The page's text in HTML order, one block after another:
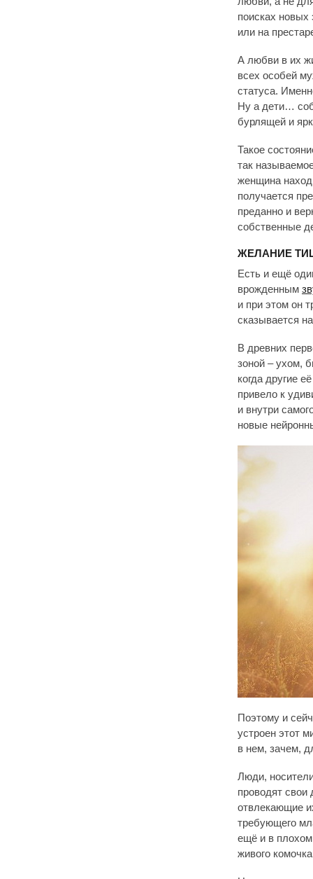
поисках новых
или на
А любви в их
всех особей
статуса.
Ну а дети…
бурлящей и
Такое
так
женщина
получается
преданно и
собственные
ЖЕЛАНИЕ
Есть и ещё
врожденным
и при этом он
сказывается
В древних
зоной – ухом,
когда другие
привело к
и внутри
новые
Поэтому и
устроен этот
в нем, зачем,
Люди,
проводят свои
отвлекающие
требующего
ещё и в плохом
живого